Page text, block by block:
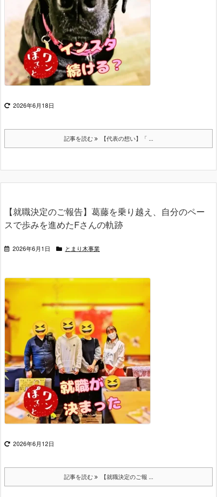
2026年6月18日
記事を読む 【代表の想い】「 ...
【就職決定のご報告】葛藤を乗り越え、自分のペー
スで歩みを進めたFさんの軌跡
2026年6月1日 とまり木事業
2026年6月12日
記事を読む 【就職決定のご報 ...